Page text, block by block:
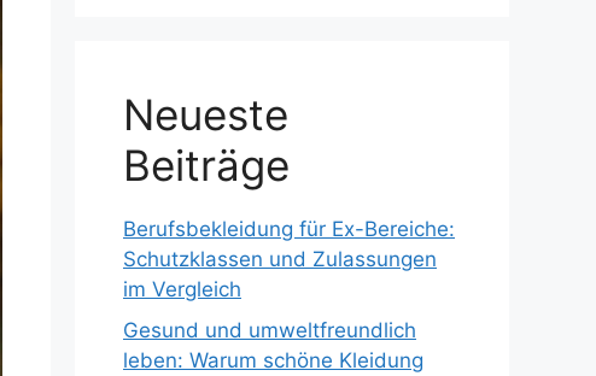
Neueste
Beiträge
Berufsbekleidung für Ex-Bereiche:
Schutzklassen und Zulassungen
im Vergleich
Gesund und umweltfreundlich
leben: Warum schöne Kleidung